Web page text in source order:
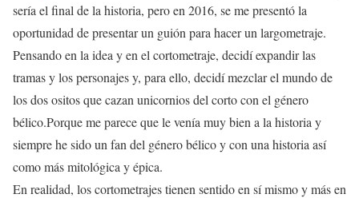
sería el final de la historia, pero en 2016, se me presentó la
oportunidad de presentar un guión para hacer un largometraje.
Pensando en la idea y en el cortometraje, decidí expandir las
tramas y los personajes y, para ello, decidí mezclar el mundo de
los dos ositos que cazan unicornios del corto con el género
bélico.Porque me parece que le venía muy bien a la historia y
siempre he sido un fan del género bélico y con una historia así
como más mitológica y épica.
En realidad, los cortometrajes tienen sentido en sí mismo y más en